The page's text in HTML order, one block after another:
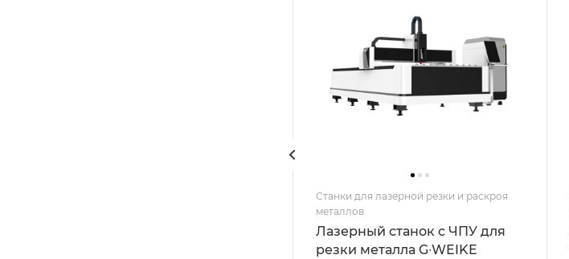
Станки для лазерной резки и раскроя
металлов
Лазерный станок с ЧПУ для
резки металла G∙WEIKE